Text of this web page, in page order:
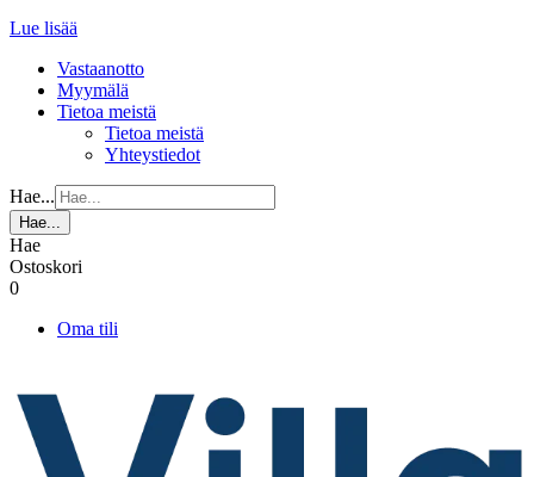
Lue lisää
Vastaanotto
Myymälä
Tietoa meistä
Tietoa meistä
Yhteystiedot
Hae...
Hae...
Hae
Ostoskori
0
Oma tili